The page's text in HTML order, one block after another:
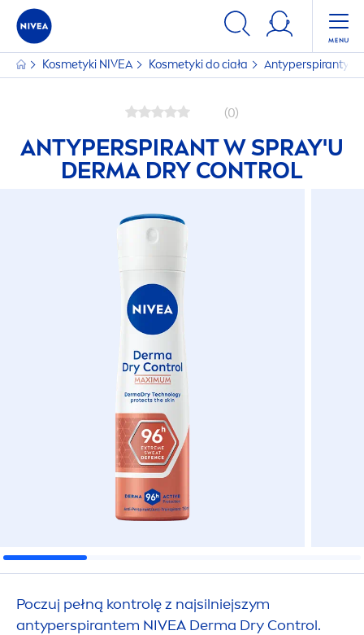
Kosmetyki NIVEA Kosmetyki do ciała Antyperspiranty
(0)
ANTYPERSPIRANT W SPRAY'U
DERMA DRY CONTROL
Poczuj pełną kontrolę z najsilniejszym
antyperspirantem NIVEA Derma Dry Control.